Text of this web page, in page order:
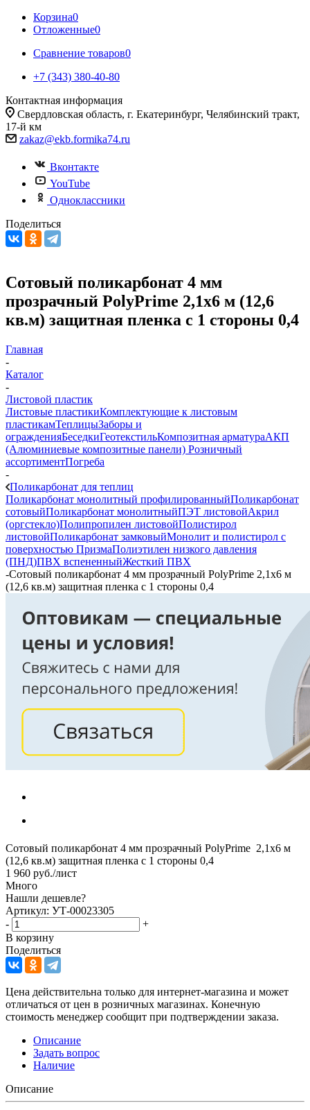
Корзина0
Отложенные0
Сравнение товаров0
+7 (343) 380-40-80
Контактная информация
Свердловская область, г. Екатеринбург, Челябинский тракт,
17-й км
zakaz@ekb.formika74.ru
Вконтакте
YouTube
Одноклассники
Поделиться
Сотовый поликарбонат 4 мм
прозрачный PolyPrime 2,1х6 м (12,6
кв.м) защитная пленка с 1 стороны 0,4
Главная
-
Каталог
-
Листовой пластик
Листовые пластикиКомплектующие к листовым
пластикамТеплицыЗаборы и
огражденияБеседкиГеотекстильКомпозитная арматураАКП
(Алюминиевые композитные панели) Розничный
ассортиментПогреба
-
Поликарбонат для теплиц
Поликарбонат монолитный профилированныйПоликарбонат
сотовыйПоликарбонат монолитныйПЭТ листовойАкрил
(оргстекло)Полипропилен листовойПолистирол
листовойПоликарбонат замковыйМонолит и полистирол с
поверхностью ПризмаПолиэтилен низкого давления
(ПНД)ПВХ вспененныйЖесткий ПВХ
-Сотовый поликарбонат 4 мм прозрачный PolyPrime 2,1х6 м
(12,6 кв.м) защитная пленка с 1 стороны 0,4
Сотовый поликарбонат 4 мм прозрачный PolyPrime 2,1х6 м
(12,6 кв.м) защитная пленка с 1 стороны 0,4
1 960 руб./лист
Много
Нашли дешевле?
Артикул: УТ-00023305
-
+
В корзину
Поделиться
Цена действительна только для интернет-магазина и может
отличаться от цен в розничных магазинах. Конечную
стоимость менеджер сообщит при подтверждении заказа.
Описание
Задать вопрос
Наличие
Описание